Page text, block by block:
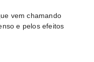
vem chamando
e pelos efeitos